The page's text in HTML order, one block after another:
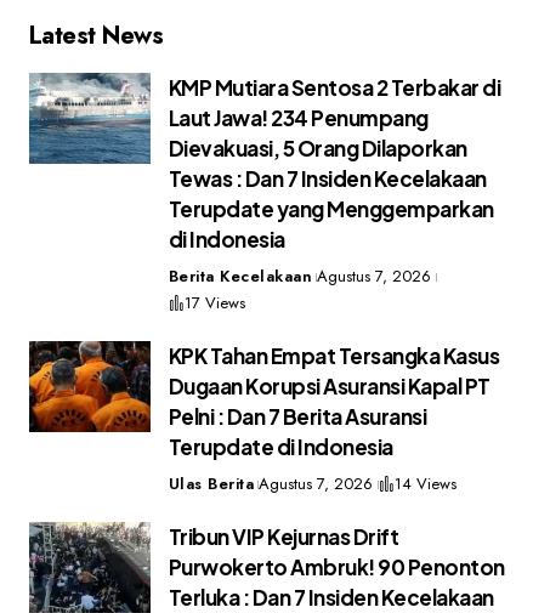
Latest News
KMP Mutiara Sentosa 2 Terbakar di
Laut Jawa! 234 Penumpang
Dievakuasi, 5 Orang Dilaporkan
Tewas : Dan 7 Insiden Kecelakaan
Terupdate yang Menggemparkan
di Indonesia
Berita Kecelakaan Agustus 7, 2026
17 Views
KPK Tahan Empat Tersangka Kasus
Dugaan Korupsi Asuransi Kapal PT
Pelni : Dan 7 Berita Asuransi
Terupdate di Indonesia
Ulas Berita Agustus 7, 2026 14 Views
Tribun VIP Kejurnas Drift
Purwokerto Ambruk! 90 Penonton
Terluka : Dan 7 Insiden Kecelakaan